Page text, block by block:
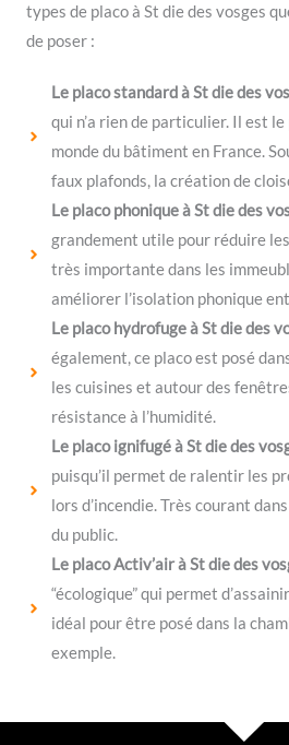
types de placo à St die des vosges
de poser :
Le placo standard à St die des
qui n’a rien de particulier. Il est
monde du bâtiment en France.
faux plafonds, la création de
Le placo phonique à St die des
grandement utile pour réduire
très importante dans les
améliorer l’isolation phonique
Le placo hydrofuge à St die des
également, ce placo est posé
les cuisines et autour des
résistance à l’humidité.
Le placo ignifugé à St die des
puisqu’il permet de ralentir les
lors d’incendie. Très courant
du public.
Le placo Activ’air à St die des
“écologique” qui permet
idéal pour être posé dans la
exemple.